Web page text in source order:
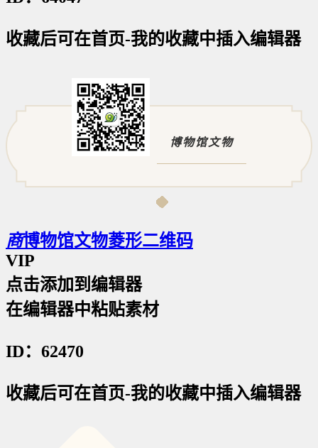
收藏后可在首页-我的收藏中插入编辑器
博物馆文物
商博物馆文物菱形二维码
VIP
点击添加到编辑器
在编辑器中粘贴素材
ID：62470
收藏后可在首页-我的收藏中插入编辑器